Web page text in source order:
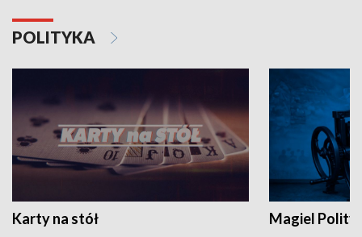
POLITYKA
Karty na stół Magiel